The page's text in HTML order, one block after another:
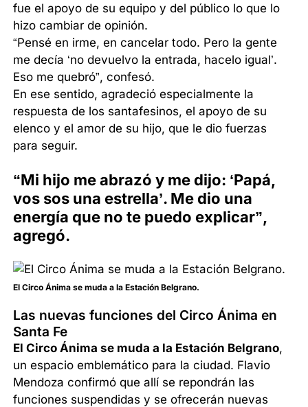
fue el apoyo de su equipo y del público lo que lo
hizo cambiar de opinión.
“Pensé en irme, en cancelar todo. Pero la gente
me decía ‘no devuelvo la entrada, hacelo igual’.
Eso me quebró”, confesó.
En ese sentido, agradeció especialmente la
respuesta de los santafesinos, el apoyo de su
elenco y el amor de su hijo, que le dio fuerzas
para seguir.
“Mi hijo me abrazó y me dijo: ‘Papá,
vos sos una estrella’. Me dio una
energía que no te puedo explicar”,
agregó.
El Circo Ánima se muda a la Estación Belgrano.
Las nuevas funciones del Circo Ánima en
Santa Fe
El Circo Ánima se muda a la Estación Belgrano,
un espacio emblemático para la ciudad. Flavio
Mendoza confirmó que allí se repondrán las
funciones suspendidas y se ofrecerán nuevas